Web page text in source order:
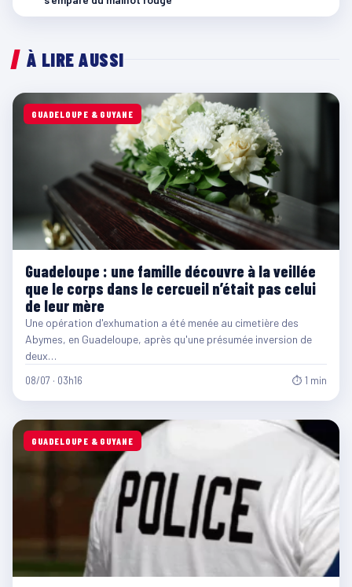
À LIRE AUSSI
GUADELOUPE & GUYANE
Guadeloupe : une famille découvre à la veillée
que le corps dans le cercueil n’était pas celui
de leur mère
Une opération d'exhumation a été menée au cimetière des
Abymes, en Guadeloupe, après qu'une présumée inversion de
deux…
08/07 · 03h16 ⏱ 1 min
GUADELOUPE & GUYANE